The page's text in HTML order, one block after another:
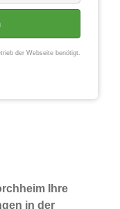
Ihre
in der
der Webseite benötigt.